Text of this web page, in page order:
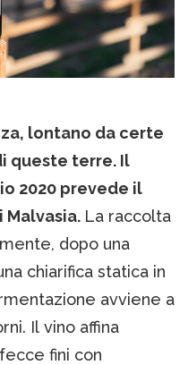
lontano da certe
queste terre. Il
2020 prevede il
Malvasia. La raccolta
dopo una
chiarifica statica in
avviene a
Il vino affina
fini con